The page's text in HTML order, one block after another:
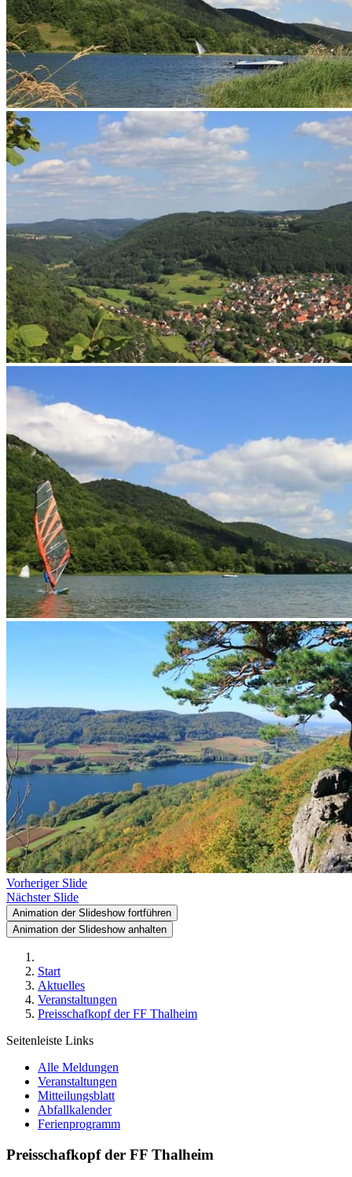
Vorheriger Slide
Nächster Slide
Animation der Slideshow fortführen
Animation der Slideshow anhalten
Start
Aktuelles
Veranstaltungen
Preisschafkopf der FF Thalheim
Seitenleiste Links
Alle Meldungen
Veranstaltungen
Mitteilungsblatt
Abfallkalender
Ferienprogramm
Preisschafkopf der FF Thalheim